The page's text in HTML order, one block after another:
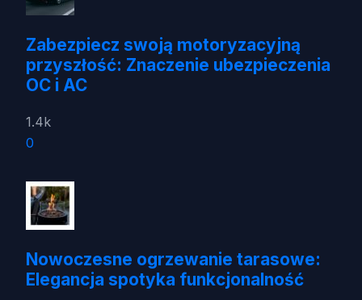
Zabezpiecz swoją motoryzacyjną
przyszłość: Znaczenie ubezpieczenia
OC i AC
1.4k
0
Nowoczesne ogrzewanie tarasowe:
Elegancja spotyka funkcjonalność